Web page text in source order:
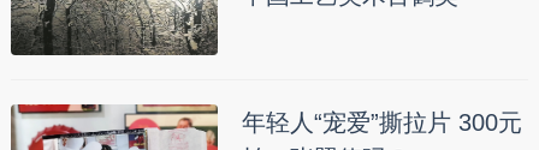
年轻人“宠爱”撕拉片 300元